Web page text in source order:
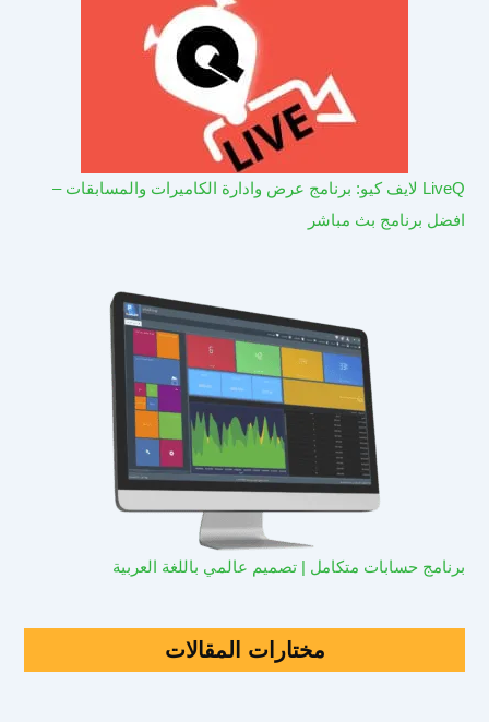
LiveQ لايف كيو: برنامج عرض وادارة الكاميرات والمسابقات –
افضل برنامج بث مباشر
برنامج حسابات متكامل | تصميم عالمي باللغة العربية
مختارات المقالات